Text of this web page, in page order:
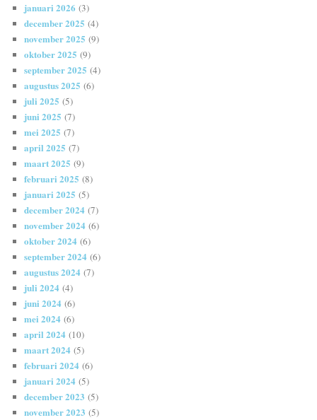
januari 2026 (3)
december 2025 (4)
november 2025 (9)
oktober 2025 (9)
september 2025 (4)
augustus 2025 (6)
juli 2025 (5)
juni 2025 (7)
mei 2025 (7)
april 2025 (7)
maart 2025 (9)
februari 2025 (8)
januari 2025 (5)
december 2024 (7)
november 2024 (6)
oktober 2024 (6)
september 2024 (6)
augustus 2024 (7)
juli 2024 (4)
juni 2024 (6)
mei 2024 (6)
april 2024 (10)
maart 2024 (5)
februari 2024 (6)
januari 2024 (5)
december 2023 (5)
november 2023 (5)